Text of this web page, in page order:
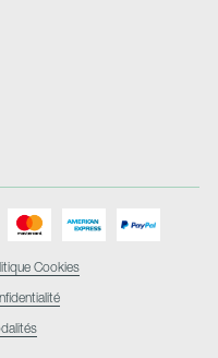
Cookies